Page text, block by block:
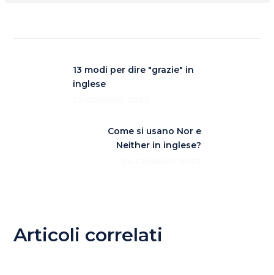
13 modi per dire "grazie" in
inglese
Come si usano Nor e
Neither in inglese?
Articoli correlati